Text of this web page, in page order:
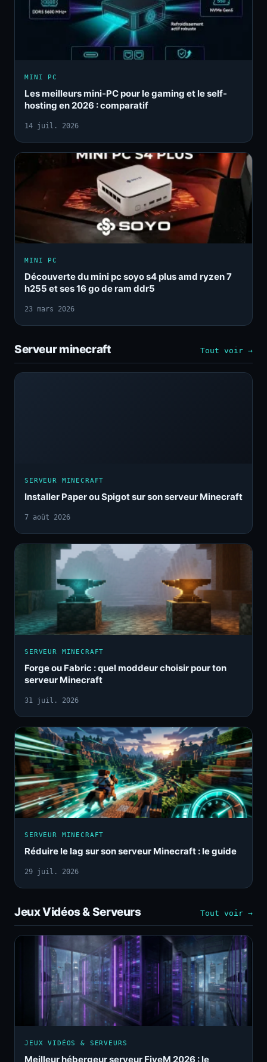
MINI PC
Les meilleurs mini-PC pour le gaming et le self-
hosting en 2026 : comparatif
14 juil. 2026
MINI PC
Découverte du mini pc soyo s4 plus amd ryzen 7
h255 et ses 16 go de ram ddr5
23 mars 2026
Serveur minecraft Tout voir →
SERVEUR MINECRAFT
Installer Paper ou Spigot sur son serveur Minecraft
7 août 2026
SERVEUR MINECRAFT
Forge ou Fabric : quel moddeur choisir pour ton
serveur Minecraft
31 juil. 2026
SERVEUR MINECRAFT
Réduire le lag sur son serveur Minecraft : le guide
29 juil. 2026
Jeux Vidéos & Serveurs Tout voir →
JEUX VIDÉOS & SERVEURS
Meilleur hébergeur serveur FiveM 2026 : le